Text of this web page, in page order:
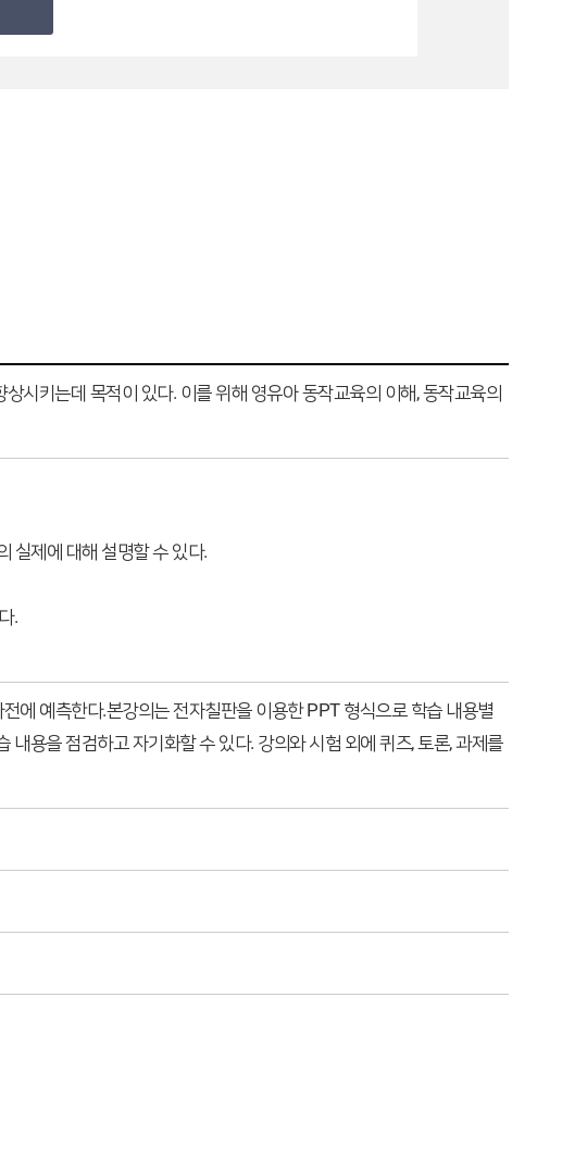
시키는데 목적이 있다. 이를 위해 영유아 동작교육의 이해, 동작교육의
실제에 대해 설명할 수 있다.
.
에 예측한다.본강의는 전자칠판을 이용한 PPT 형식으로 학습 내용별
용을 점검하고 자기화할 수 있다. 강의와 시험 외에 퀴즈, 토론, 과제를